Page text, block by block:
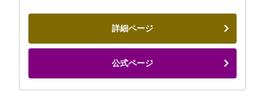
詳細ページ
公式ページ